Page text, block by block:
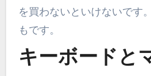
を買わないといけないです
もです。
キーボードと